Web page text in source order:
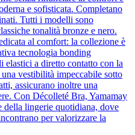
e sofisticata. Completano
Tutti i modelli sono
tonalità bronze e nero.
al comfort: la collezione è
tecnologia bonding
elastici a diretto contatto con la
vestibilità impeccabile sotto
assicurano inoltre una
Con Décolleté Bra, Yamamay
della lingerie quotidiana, dove
per valorizzare la